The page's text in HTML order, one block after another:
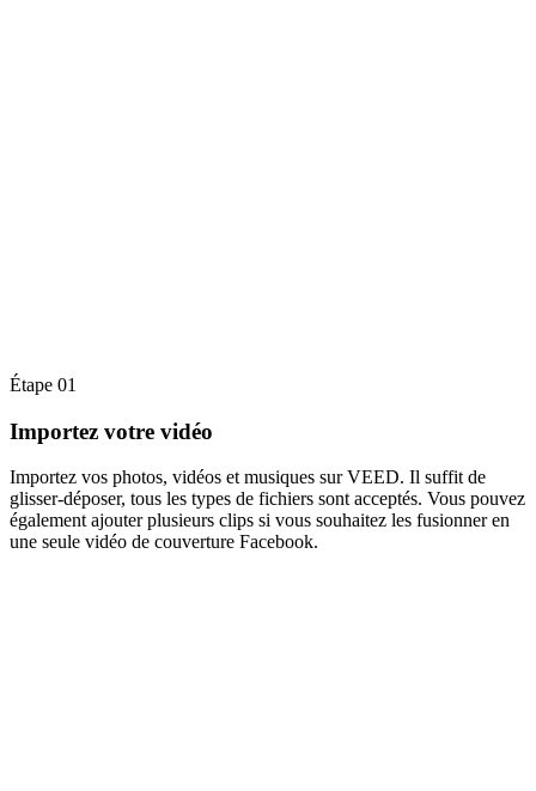
Étape 01
Importez votre vidéo
Importez vos photos, vidéos et musiques sur VEED. Il suffit de
glisser-déposer, tous les types de fichiers sont acceptés. Vous pouvez
également ajouter plusieurs clips si vous souhaitez les fusionner en
une seule vidéo de couverture Facebook.